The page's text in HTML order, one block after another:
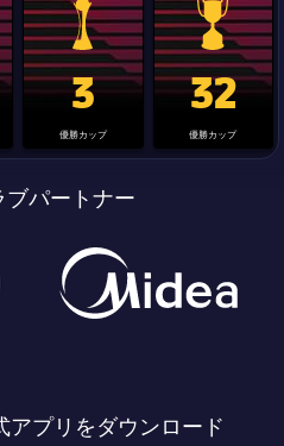
League trophy
label.aria.clubworldcup
3
優勝カップ
国王杯
32
優勝カップ
ブパートナー
アプリをダウンロード